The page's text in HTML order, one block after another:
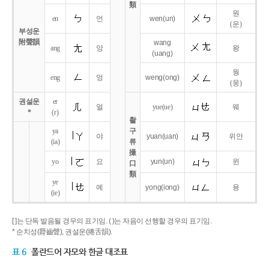
類
부성운
附聲韻
en 언 wen(un)
원
(운)
ang 앙
wang
(uang)
왕
eng 엉 weng(ong)
웡
(웅)
권설운
*
er
(r)
얼
촬
구
류
撮
口
類
yue(ue) 웨
ya
(ia)
야 yuan(uan) 위안
yo 요 yun(un) 윈
ye
(ie)
예 yong(iong) 융
[ ]는 단독 발음될 경우의 표기임. ( )는 자음이 선행할 경우의 표기임.
* 순치성(脣齒聲), 권설운(捲舌韻).
표 6 폴란드어 자모와 한글 대조표